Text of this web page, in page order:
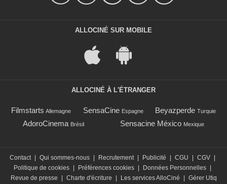
ALLOCINÉ SUR MOBILE
ALLOCINÉ À L'ÉTRANGER
Filmstarts Allemagne SensaCine Espagne Beyazperde Turquie
AdoroCinema Brésil Sensacine México Mexique
Contact | Qui sommes-nous | Recrutement | Publicité | CGU | CGV |
Politique de cookies | Préférences cookies | Données Personnelles |
Revue de presse
| Charte d'écriture | Les services AlloCiné | Gérer Utiq